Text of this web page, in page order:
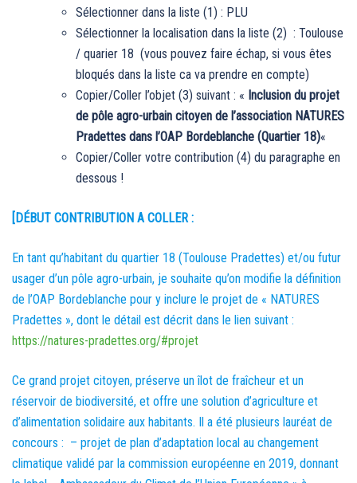
Sélectionner dans la liste (1) : PLU
Sélectionner la localisation dans la liste (2) : Toulouse
/ quarier 18 (vous pouvez faire échap, si vous êtes
bloqués dans la liste ca va prendre en compte)
Copier/Coller l’objet (3) suivant : « Inclusion du projet
de pôle agro-urbain citoyen de l’association NATURES
Pradettes dans l’OAP Bordeblanche (Quartier 18)«
Copier/Coller votre contribution (4) du paragraphe en
dessous !
[DÉBUT CONTRIBUTION A COLLER :
En tant qu’habitant du quartier 18 (Toulouse Pradettes) et/ou futur
usager d’un pôle agro-urbain, je souhaite qu’on modifie la définition
de l’OAP Bordeblanche pour y inclure le projet de « NATURES
Pradettes », dont le détail est décrit dans le lien suivant :
https://natures-pradettes.org/#projet
Ce grand projet citoyen, préserve un îlot de fraîcheur et un
réservoir de biodiversité, et offre une solution d’agriculture et
d’alimentation solidaire aux habitants. Il a été plusieurs lauréat de
concours : – projet de plan d’adaptation local au changement
climatique validé par la commission européenne en 2019, donnant